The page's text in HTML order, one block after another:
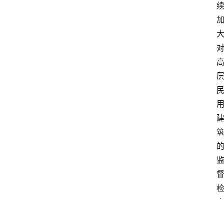
续
加
大
对
高
层
民
用
建
筑
的
监
督
检